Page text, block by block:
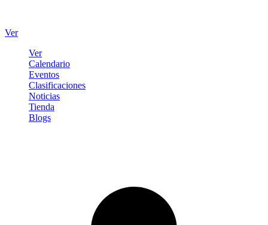
Ver
Ver
Calendario
Eventos
Clasificaciones
Noticias
Tienda
Blogs